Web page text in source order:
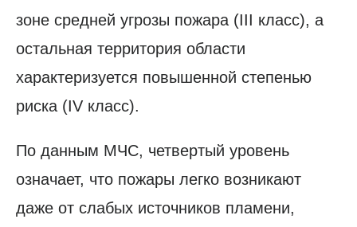
зоне средней угрозы пожара (III класс), а
остальная территория области
характеризуется повышенной степенью
риска (IV класс).
По данным МЧС, четвертый уровень
означает, что пожары легко возникают
даже от слабых источников пламени,